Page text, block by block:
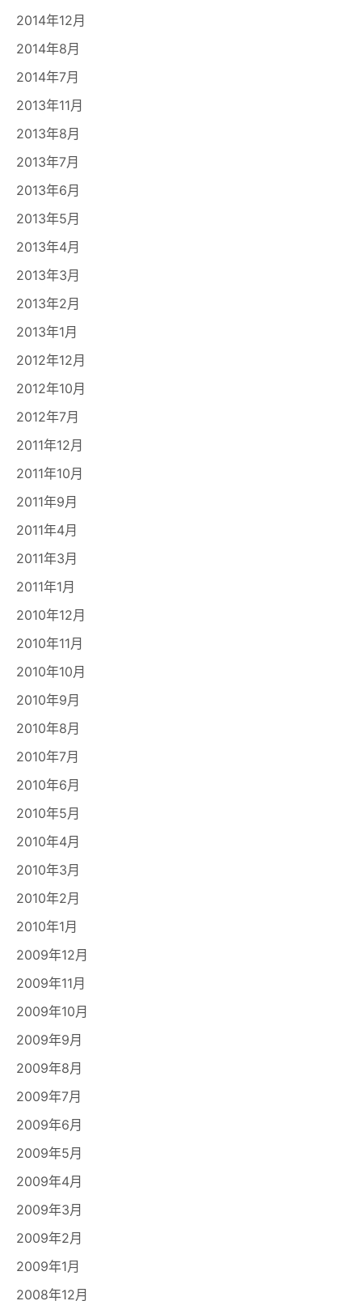
2014年12月
2014年8月
2014年7月
2013年11月
2013年8月
2013年7月
2013年6月
2013年5月
2013年4月
2013年3月
2013年2月
2013年1月
2012年12月
2012年10月
2012年7月
2011年12月
2011年10月
2011年9月
2011年4月
2011年3月
2011年1月
2010年12月
2010年11月
2010年10月
2010年9月
2010年8月
2010年7月
2010年6月
2010年5月
2010年4月
2010年3月
2010年2月
2010年1月
2009年12月
2009年11月
2009年10月
2009年9月
2009年8月
2009年7月
2009年6月
2009年5月
2009年4月
2009年3月
2009年2月
2009年1月
2008年12月